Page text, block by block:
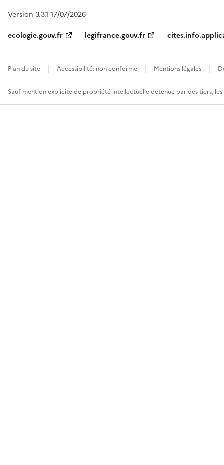
Version 3.3.1 17/07/2026
ecologie.gouv.fr
legifrance.gouv.fr
Plan du site Accessibilité: non conforme Mentions légales
Sauf mention explicite de propriété intellectuelle détenue par des tiers,